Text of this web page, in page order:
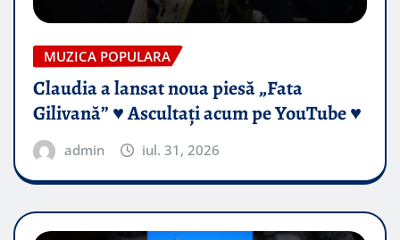
MUZICA POPULARA
Claudia a lansat noua piesă „Fata
Gilivană” ♥️ Ascultați acum pe YouTube ♥️
admin iul. 31, 2026